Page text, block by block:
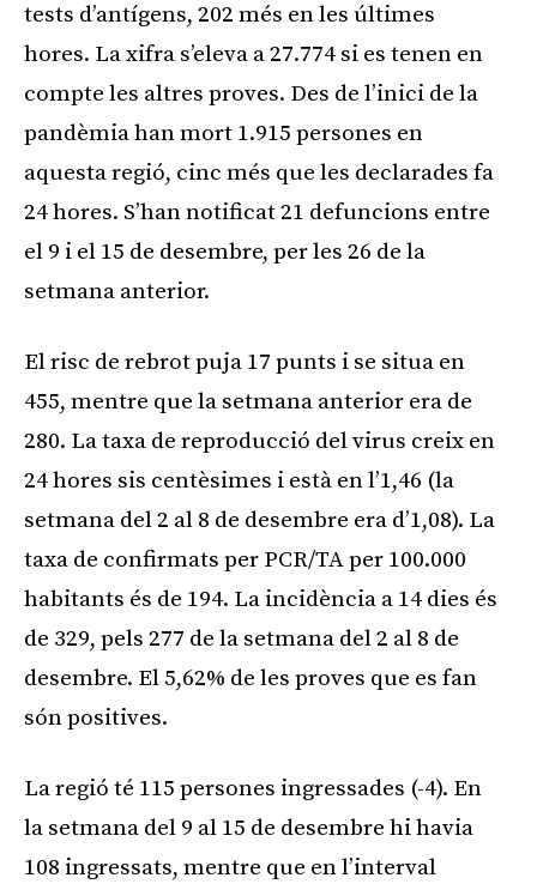
tests d’antígens, 202 més en les últimes
hores. La xifra s’eleva a 27.774 si es tenen en
compte les altres proves. Des de l’inici de la
pandèmia han mort 1.915 persones en
aquesta regió, cinc més que les declarades fa
24 hores. S’han notificat 21 defuncions entre
el 9 i el 15 de desembre, per les 26 de la
setmana anterior.
El risc de rebrot puja 17 punts i se situa en
455, mentre que la setmana anterior era de
280. La taxa de reproducció del virus creix en
24 hores sis centèsimes i està en l’1,46 (la
setmana del 2 al 8 de desembre era d’1,08). La
taxa de confirmats per PCR/TA per 100.000
habitants és de 194. La incidència a 14 dies és
de 329, pels 277 de la setmana del 2 al 8 de
desembre. El 5,62% de les proves que es fan
són positives.
La regió té 115 persones ingressades (-4). En
la setmana del 9 al 15 de desembre hi havia
108 ingressats, mentre que en l’interval